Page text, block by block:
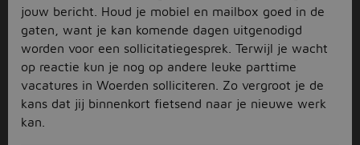
jouw bericht. Houd je mobiel en mailbox goed in de
gaten, want je kan komende dagen uitgenodigd
worden voor een sollicitatiegesprek. Terwijl je wacht
op reactie kun je nog op andere leuke parttime
vacatures in Woerden solliciteren. Zo vergroot je de
kans dat jij binnenkort fietsend naar je nieuwe werk
kan.